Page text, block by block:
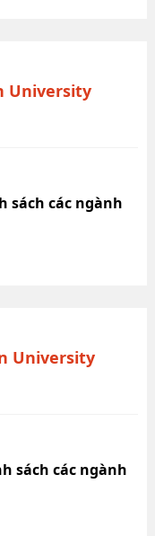
University
sách các ngành
University
sách các ngành